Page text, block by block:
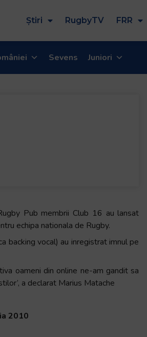
Știri RugbyTV FRR
Sevens Juniori
Pub membrii Club 16 au lansat
echipa nationala de Rugby.
backing vocal) au inregistrat imnul pe
oameni din online ne-am gandit sa
a declarat Marius Matache
2010